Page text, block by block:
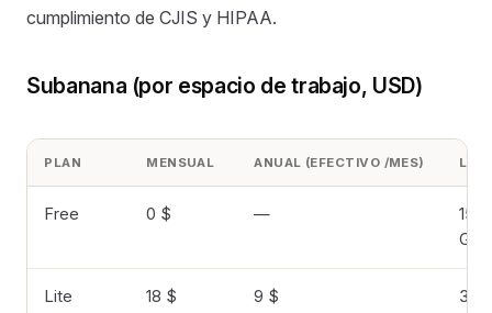
cumplimiento de CJIS y HIPAA.
Subanana (por espacio de trabajo, USD)
PLAN MENSUAL ANUAL (EFECTIVO /MES)
Free 0 $ —
15
GB
Lite 18 $ 9 $ 3 h/